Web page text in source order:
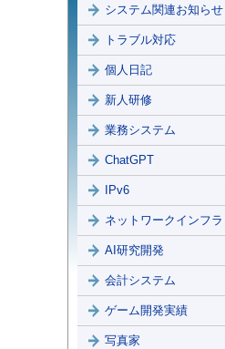
システム関連お知らせ
トラブル対応
個人日記
新人研修
業務システム
ChatGPT
IPv6
ネットワークインフラ
AI研究開発
会計システム
ゲーム開発実績
写真家